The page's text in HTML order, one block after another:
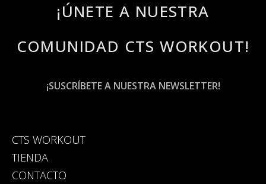
¡ÚNETE A NUESTRA
COMUNIDAD CTS WORKOUT!
CTS WORKOUT
TIENDA
CONTACTO